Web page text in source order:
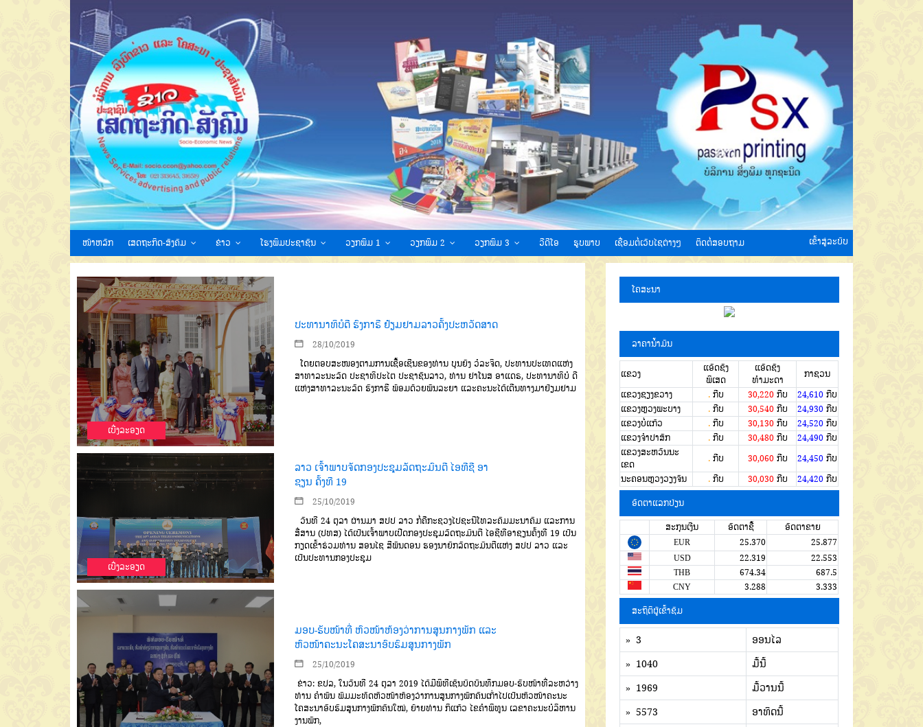
ໜ້າຫລັກ ເສດຖະກິດ-ສັງຄົມ ຂ່າວ ໂຮງພິມປະຊາຊົນ ວຽກພິມ 1 ວຽກພິມ 2 ວຽກພິມ 3 ວີດີໂອ ຮູບພາບ ເຊື່ອມຕໍ່ເວັບໄຊຕ່າງໆ ຕິດຕໍ່ສອບຖາມ ເຂົ້າສູ່ລະບົບ
ເບີ່ງລະອຽດ
ປະທານາທິບໍດີ ຮົງກາຣີ ຢ້ຽມຢາມລາວຄັ້ງປະຫວັດສາດ
28/10/2019
ໂດຍຕອບສະໜອງຕາມການເຊື້ອເຊີນຂອງທ່ານ ບຸນຍັງ ວໍລະຈິດ, ປະທານປະເທດແຫ່ງ
ສາທາລະນະລັດ ປະຊາທິປະໄຕ ປະຊາຊົນລາວ, ທ່ານ ຢາໂນສ ອາແດຣ, ປະທານາທິບໍ ດີ
ແຫ່ງສາທາລະນະລັດ ຮົງກາຮີ ພ້ອມດ້ວຍພັນລະຍາ ແລະຄະນະໄດ້ເດີນທາງມາຢ້ຽມຢາມ
ເບີ່ງລະອຽດ
ລາວ ເຈົ້າພາບຈັດກອງປະຊຸມລັດຖະມົນຕີ ໄອທີຊີ ອາ
ຊຽນ ຄັ້ງທີ 19
25/10/2019
ວັນທີ24 ຕຸລາ ຜ່ານມາ ສປປ ລາວ ກໍ່ຄືກະຊວງໄປຊະນີໂທລະຄົມມະນາຄົມ ແລະການ
ສື່ສານ(ປທສ) ໄດ້ເປັນເຈົ້າພາບເປີດກອງປະຊຸມລັດຖະມົນຕີ ໄອຊີທີອາຊຽນຄັ້ງທີ19 ເປັນ
ກຽດເຂົ້າຮ່ວມທ່ານ ສອນໄຊ ສີພັນດອນ ຮອງນາຍົກລັດຖະມົນຕີແຫ່ງ ສປປ ລາວ ແລະ
ເປັນປະທານກອງປະຊຸມ
ມອບ-ຮັບໜ້າທີ່ ຫົວໜ້າຫ້ອງວ່າການສູນກາງພັກ ແລະ
ຫົວໜ້າຄະນະໂຄສະນາອົບຮົມສູນກາງພັກ
25/10/2019
ຂ່າວ: ຂປລ, ໃນວັນທີ24 ຕຸລາ 2019 ໄດ້ມີພິທີເຊັນບົດບັນທຶກມອບ-ຮັບໜ້າທີ່ລະຫວ່າງ
ທ່ານ ຄຳພັນ ພົມມະທັດຫົວໜ້າຫ້ອງວ່າການສູນກາງພັກຄົນເກົ່າໄປເປັນຫົວໜ້າຄະນະ
ໂຄສະນາອົບຮົມສູນກາງພັກຄົນໃໝ່, ຍ້າຍທ່ານ ກິແກ້ວ ໄຂຄຳພິທູນ ເລຂາຄະນະບໍລິຫານ
ງານພັກ,
ໂຄສະນາ
ລາຄານໍ້າມັນ
ແຂວງ
ແອັດຊັງ
ພິເສດ
ແອັດຊັງ
ທຳມະດາ
ກາຊວນ
ແຂວງຊຽງຂວາງ
.ກີບ 30,220ກີບ 24,610 ກີບ
ແຂວງຫຼວງພະບາງ
.ກີບ 30,540ກີບ 24,930 ກີບ
ແຂວງບໍ່ແກ້ວ
.ກີບ 30,130ກີບ 24,520 ກີບ
ແຂວງຈໍາປາສັກ
.ກີບ 30,480ກີບ 24,490 ກີບ
ແຂວງສະຫວັນນະ
ເຂດ
.ກີບ 30,060ກີບ 24,450 ກີບ
ນະຄອນຫຼວງວຽງຈັນ
.ກີບ 30,030ກີບ 24,420 ກີບ
ອັດຕາແລກປ່ຽນ
ສະກຸນເງີນ ອັດຕາຊື້
ອັດຕາຂາຍ
EUR
25.370
25.877
USD
22.319
22.553
THB
674.34
687.5
CNY
3.288 3.333
ສະຖິຕິຜູ້ເຂົ້າຊົມ
» 3
ອອນໄລ
» 1040
ມື້ນີ້
» 1969
ມື້ວານນີ້
» 5573
ອາທິດນີ້